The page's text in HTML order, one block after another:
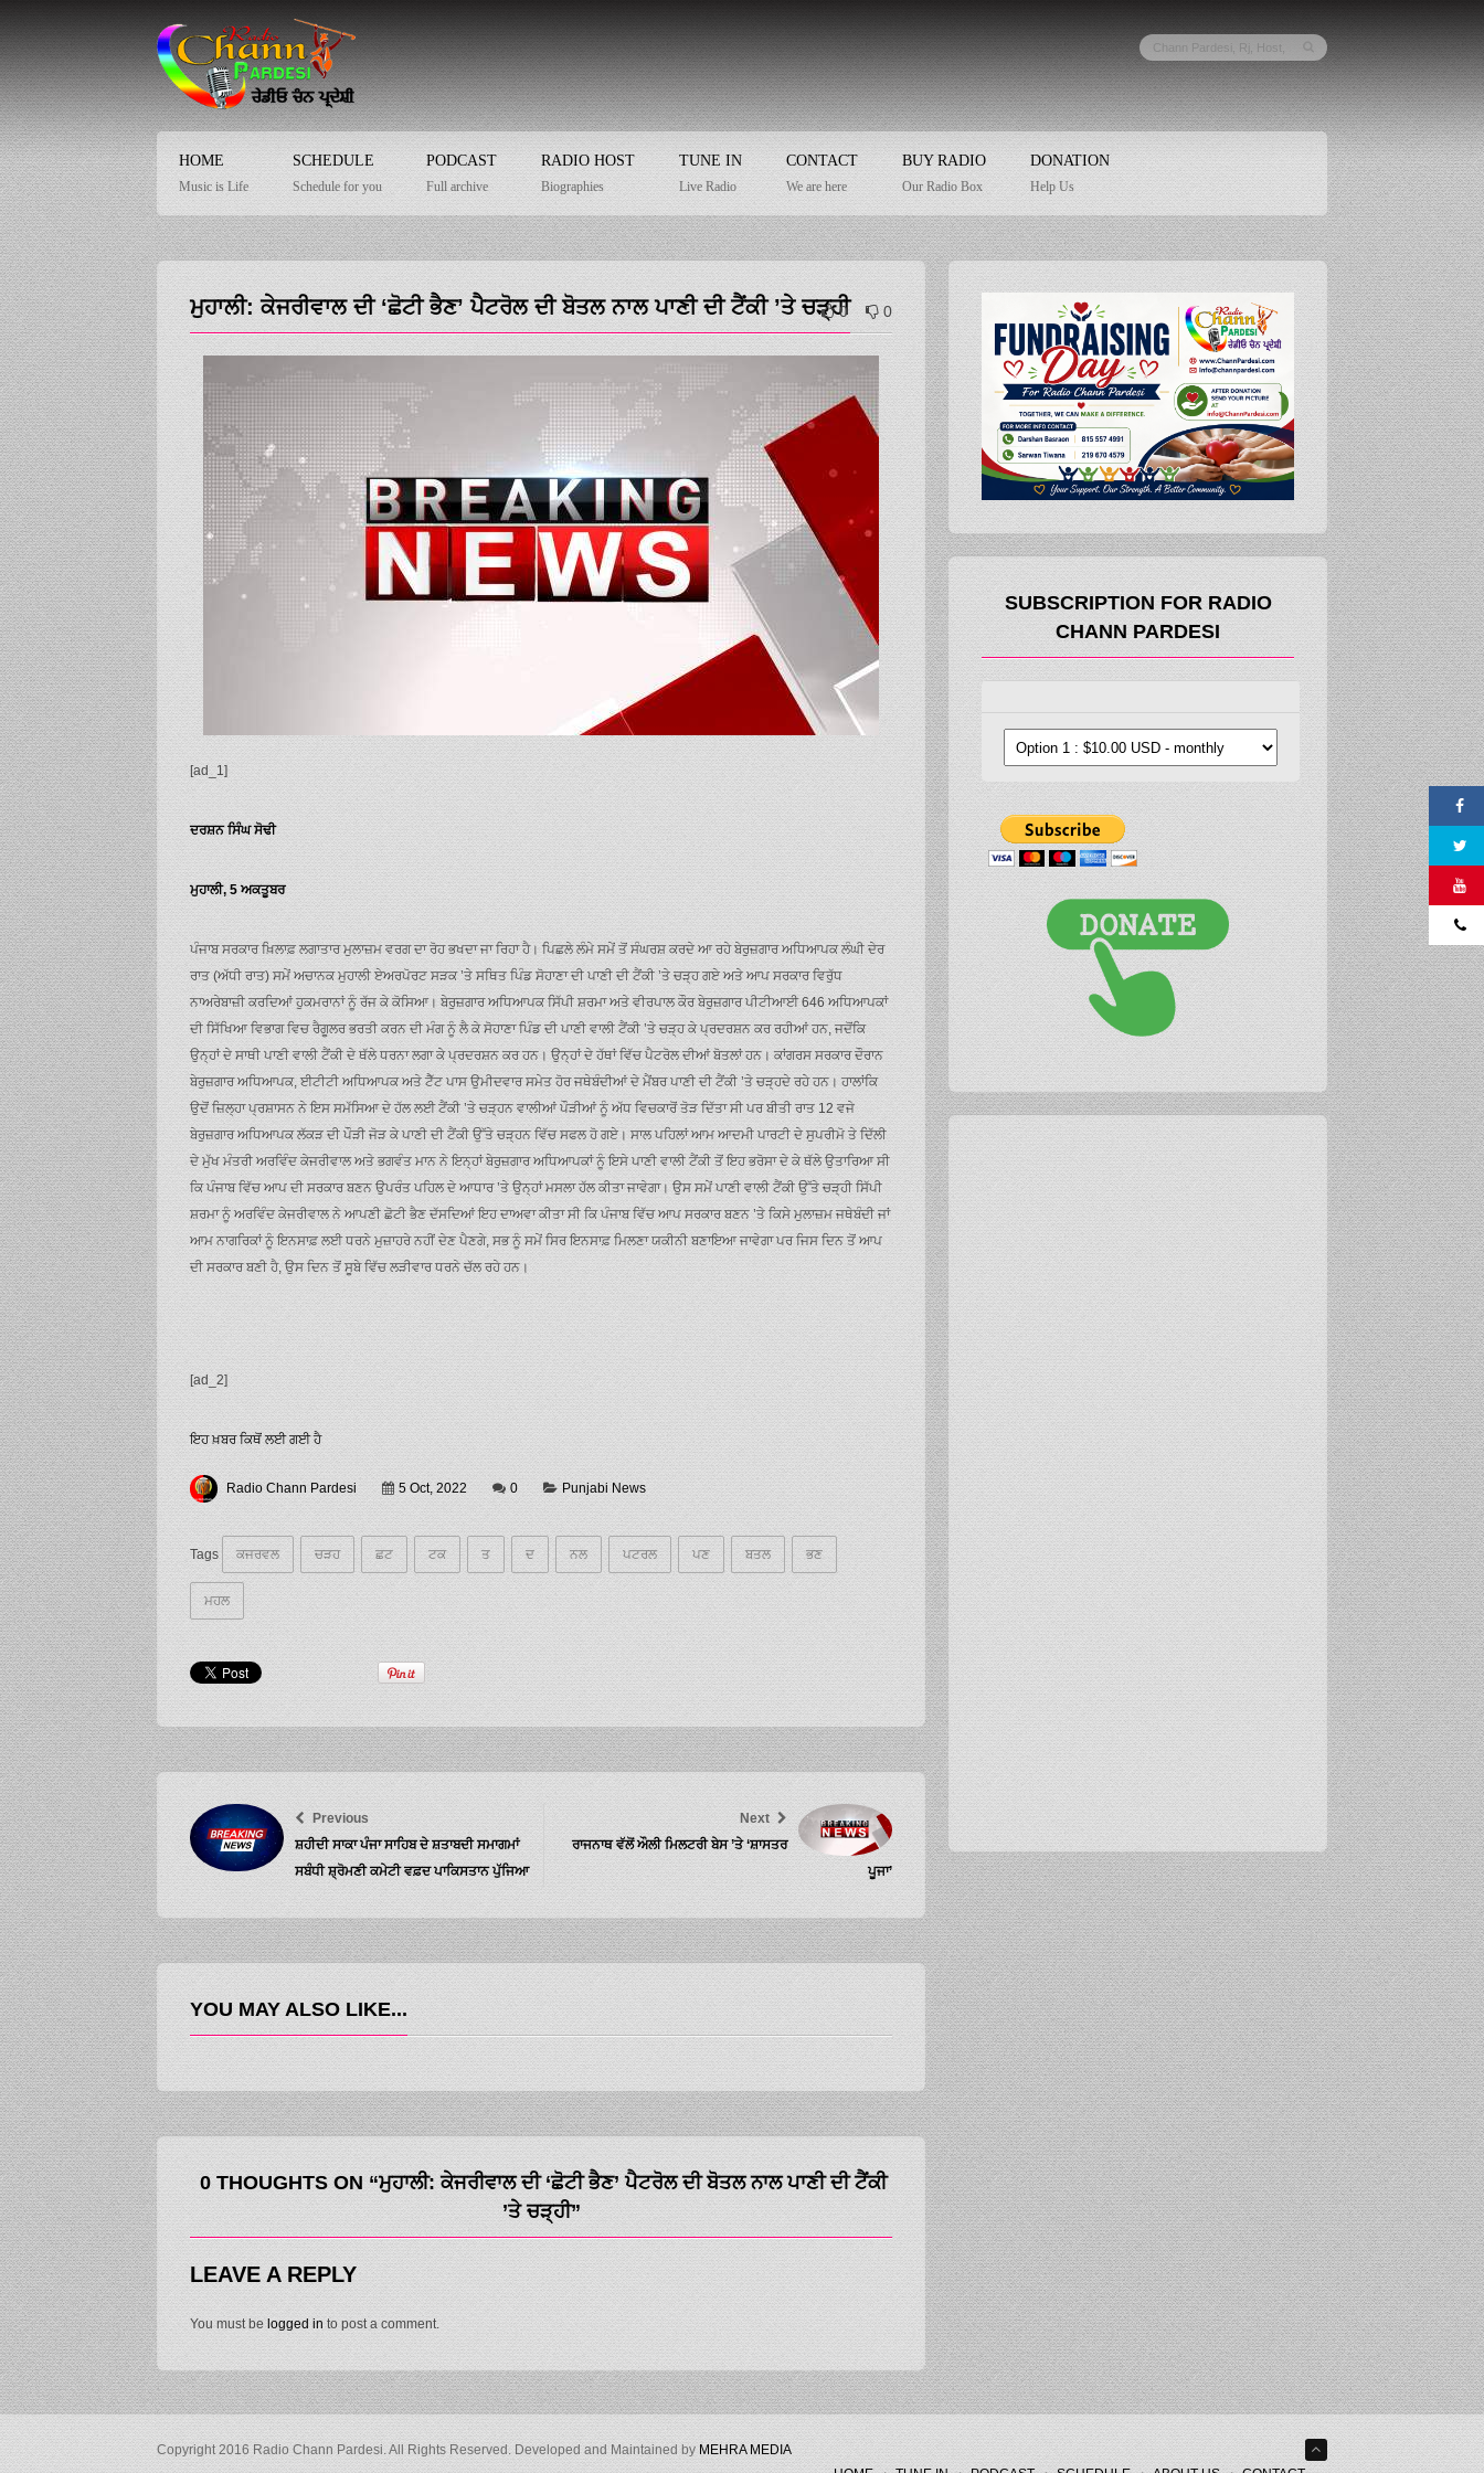
HOME
Music is Life
SCHEDULE
Schedule for you
PODCAST
Full archive
RADIO HOST
Biographies
TUNE IN
Live Radio
CONTACT
We are here
BUY RADIO
Our Radio Box
DONATION
Help Us
ਮੁਹਾਲੀ: ਕੇਜਰੀਵਾਲ ਦੀ ‘ਛੋਟੀ ਭੈਣ’ ਪੈਟਰੋਲ ਦੀ ਬੋਤਲ ਨਾਲ ਪਾਣੀ ਦੀ ਟੈਂਕੀ ’ਤੇ ਚੜ੍ਹੀ
0 0
[ad_1]
ਦਰਸ਼ਨ ਸਿੰਘ ਸੋਢੀ
ਮੁਹਾਲੀ, 5 ਅਕਤੂਬਰ
ਪੰਜਾਬ ਸਰਕਾਰ ਖ਼ਿਲਾਫ਼ ਲਗਾਤਾਰ ਮੁਲਾਜ਼ਮ ਵਰਗ ਦਾ ਰੋਹ ਭਖਦਾ ਜਾ ਰਿਹਾ ਹੈ। ਪਿਛਲੇ ਲੰਮੇ ਸਮੇਂ ਤੋਂ ਸੰਘਰਸ਼ ਕਰਦੇ ਆ ਰਹੇ ਬੇਰੁਜ਼ਗਾਰ ਅਧਿਆਪਕ ਲੰਘੀ ਦੇਰ
ਰਾਤ (ਅੱਧੀ ਰਾਤ) ਸਮੇਂ ਅਚਾਨਕ ਮੁਹਾਲੀ ਏਅਰਪੋਰਟ ਸੜਕ ’ਤੇ ਸਥਿਤ ਪਿੰਡ ਸੋਹਾਣਾ ਦੀ ਪਾਣੀ ਦੀ ਟੈਂਕੀ ’ਤੇ ਚੜ੍ਹ ਗਏ ਅਤੇ ਆਪ ਸਰਕਾਰ ਵਿਰੁੱਧ
ਨਾਅਰੇਬਾਜ਼ੀ ਕਰਦਿਆਂ ਹੁਕਮਰਾਨਾਂ ਨੂੰ ਰੱਜ ਕੇ ਕੋਸਿਆ। ਬੇਰੁਜ਼ਗਾਰ ਅਧਿਆਪਕ ਸਿੱਪੀ ਸ਼ਰਮਾ ਅਤੇ ਵੀਰਪਾਲ ਕੌਰ ਬੇਰੁਜ਼ਗਾਰ ਪੀਟੀਆਈ 646 ਅਧਿਆਪਕਾਂ
ਦੀ ਸਿੱਖਿਆ ਵਿਭਾਗ ਵਿਚ ਰੈਗੂਲਰ ਭਰਤੀ ਕਰਨ ਦੀ ਮੰਗ ਨੂੰ ਲੈ ਕੇ ਸੋਹਾਣਾ ਪਿੰਡ ਦੀ ਪਾਣੀ ਵਾਲੀ ਟੈਂਕੀ ’ਤੇ ਚੜ੍ਹ ਕੇ ਪ੍ਰਦਰਸ਼ਨ ਕਰ ਰਹੀਆਂ ਹਨ, ਜਦੋਂਕਿ
ਉਨ੍ਹਾਂ ਦੇ ਸਾਥੀ ਪਾਣੀ ਵਾਲੀ ਟੈਂਕੀ ਦੇ ਥੱਲੇ ਧਰਨਾ ਲਗਾ ਕੇ ਪ੍ਰਦਰਸ਼ਨ ਕਰ ਹਨ। ਉਨ੍ਹਾਂ ਦੇ ਹੱਥਾਂ ਵਿੱਚ ਪੈਟਰੋਲ ਦੀਆਂ ਬੋਤਲਾਂ ਹਨ। ਕਾਂਗਰਸ ਸਰਕਾਰ ਦੌਰਾਨ
ਬੇਰੁਜ਼ਗਾਰ ਅਧਿਆਪਕ, ਈਟੀਟੀ ਅਧਿਆਪਕ ਅਤੇ ਟੈੱਟ ਪਾਸ ਉਮੀਦਵਾਰ ਸਮੇਤ ਹੋਰ ਜਥੇਬੰਦੀਆਂ ਦੇ ਮੈਂਬਰ ਪਾਣੀ ਦੀ ਟੈਂਕੀ ’ਤੇ ਚੜ੍ਹਦੇ ਰਹੇ ਹਨ। ਹਾਲਾਂਕਿ
ਉਦੋਂ ਜ਼ਿਲ੍ਹਾ ਪ੍ਰਸ਼ਾਸਨ ਨੇ ਇਸ ਸਮੱਸਿਆ ਦੇ ਹੱਲ ਲਈ ਟੈਂਕੀ ’ਤੇ ਚੜ੍ਹਨ ਵਾਲੀਆਂ ਪੌੜੀਆਂ ਨੂੰ ਅੱਧ ਵਿਚਕਾਰੋਂ ਤੋੜ ਦਿੱਤਾ ਸੀ ਪਰ ਬੀਤੀ ਰਾਤ 12 ਵਜੇ
ਬੇਰੁਜ਼ਗਾਰ ਅਧਿਆਪਕ ਲੱਕੜ ਦੀ ਪੌੜੀ ਜੋੜ ਕੇ ਪਾਣੀ ਦੀ ਟੈਂਕੀ ਉੱਤੇ ਚੜ੍ਹਨ ਵਿੱਚ ਸਫਲ ਹੋ ਗਏ। ਸਾਲ ਪਹਿਲਾਂ ਆਮ ਆਦਮੀ ਪਾਰਟੀ ਦੇ ਸੁਪਰੀਮੋ ਤੇ ਦਿੱਲੀ
ਦੇ ਮੁੱਖ ਮੰਤਰੀ ਅਰਵਿੰਦ ਕੇਜਰੀਵਾਲ ਅਤੇ ਭਗਵੰਤ ਮਾਨ ਨੇ ਇਨ੍ਹਾਂ ਬੇਰੁਜ਼ਗਾਰ ਅਧਿਆਪਕਾਂ ਨੂੰ ਇਸੇ ਪਾਣੀ ਵਾਲੀ ਟੈਂਕੀ ਤੋਂ ਇਹ ਭਰੋਸਾ ਦੇ ਕੇ ਥੱਲੇ ਉਤਾਰਿਆ ਸੀ
ਕਿ ਪੰਜਾਬ ਵਿੱਚ ਆਪ ਦੀ ਸਰਕਾਰ ਬਣਨ ਉਪਰੰਤ ਪਹਿਲ ਦੇ ਆਧਾਰ ’ਤੇ ਉਨ੍ਹਾਂ ਮਸਲਾ ਹੱਲ ਕੀਤਾ ਜਾਵੇਗਾ। ਉਸ ਸਮੇਂ ਪਾਣੀ ਵਾਲੀ ਟੈਂਕੀ ਉੱਤੇ ਚੜ੍ਹੀ ਸਿੱਪੀ
ਸ਼ਰਮਾ ਨੂੰ ਅਰਵਿੰਦ ਕੇਜਰੀਵਾਲ ਨੇ ਆਪਣੀ ਛੋਟੀ ਭੈਣ ਦੱਸਦਿਆਂ ਇਹ ਦਾਅਵਾ ਕੀਤਾ ਸੀ ਕਿ ਪੰਜਾਬ ਵਿੱਚ ਆਪ ਸਰਕਾਰ ਬਣਨ ’ਤੇ ਕਿਸੇ ਮੁਲਾਜ਼ਮ ਜਥੇਬੰਦੀ ਜਾਂ
ਆਮ ਨਾਗਰਿਕਾਂ ਨੂੰ ਇਨਸਾਫ਼ ਲਈ ਧਰਨੇ ਮੁਜ਼ਾਹਰੇ ਨਹੀਂ ਦੇਣ ਪੈਣਗੇ, ਸਭ ਨੂੰ ਸਮੇਂ ਸਿਰ ਇਨਸਾਫ਼ ਮਿਲਣਾ ਯਕੀਨੀ ਬਣਾਇਆ ਜਾਵੇਗਾ ਪਰ ਜਿਸ ਦਿਨ ਤੋਂ ਆਪ
ਦੀ ਸਰਕਾਰ ਬਣੀ ਹੈ, ਉਸ ਦਿਨ ਤੋਂ ਸੂਬੇ ਵਿੱਚ ਲੜੀਵਾਰ ਧਰਨੇ ਚੱਲ ਰਹੇ ਹਨ।
[ad_2]
ਇਹ ਖ਼ਬਰ ਕਿਥੋਂ ਲਈ ਗਈ ਹੈ
Radio Chann Pardesi 5 Oct, 2022 0 Punjabi News
Tags ਕਜਰਵਲ ਚੜਹ ਛਟ ਟਕ ਤ ਦ ਨਲ ਪਟਰਲ ਪਣ ਬਤਲ ਭਣ
ਮਹਲ
Previous
ਸ਼ਹੀਦੀ ਸਾਕਾ ਪੰਜਾ ਸਾਹਿਬ ਦੇ ਸ਼ਤਾਬਦੀ ਸਮਾਗਮਾਂ
ਸਬੰਧੀ ਸ਼੍ਰੋਮਣੀ ਕਮੇਟੀ ਵਫ਼ਦ ਪਾਕਿਸਤਾਨ ਪੁੱਜਿਆ
Next
ਰਾਜਨਾਥ ਵੱਲੋਂ ਔਲੀ ਮਿਲਟਰੀ ਬੇਸ ’ਤੇ ‘ਸ਼ਾਸਤਰ
ਪੂਜਾ’
YOU MAY ALSO LIKE...
0 THOUGHTS ON “ਮੁਹਾਲੀ: ਕੇਜਰੀਵਾਲ ਦੀ ‘ਛੋਟੀ ਭੈਣ’ ਪੈਟਰੋਲ ਦੀ ਬੋਤਲ ਨਾਲ ਪਾਣੀ ਦੀ ਟੈਂਕੀ
’ਤੇ ਚੜ੍ਹੀ”
LEAVE A REPLY
You must be logged in to post a comment.
SUBSCRIPTION FOR RADIO
CHANN PARDESI
Copyright 2016 Radio Chann Pardesi. All Rights Reserved. Developed and Maintained by MEHRA MEDIA